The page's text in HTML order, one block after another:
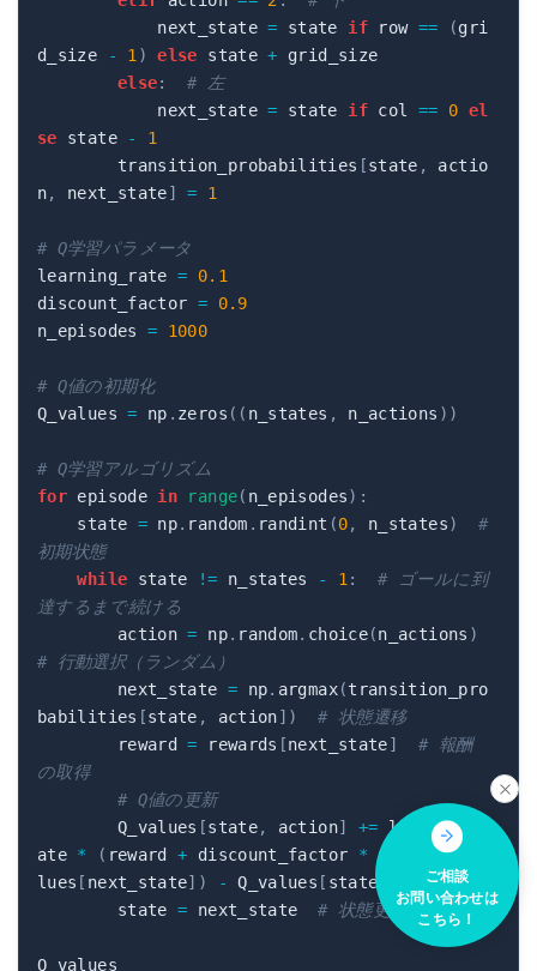
            next_state
= state if row == (gri
d_size
- 1 ) else state + grid_size
else:
# 左
            next_state
= state if col == 0 el
se state -
1
        transition_probabilities
[state ,
actio
n, next_state] = 1
# Q学習パラメータ
learning_rate =
0.1
discount_factor =
0.9
n_episodes = 1000
# Q値の初期化
Q_values = np . zeros ( ( n_states , n_actions ) )
# Q学習アルゴリズム
for episode in range( n_episodes) :
    state
= np. random . randint (0, n_states)
#
初期状態
while state != n_states - 1 :
# ゴールに到
達するまで続ける
        action
= np. random. choice(n_actions )
# 行動選択（ランダム）
        next_state
= np. argmax(transition_pro
babilities [state , action] )
# 状態遷移
        reward
= rewards [next_state]
# 報酬
の取得
# Q値の更新
        Q_values
[state, action] += learning_r
ate * ( reward + discount_factor * np max(Q_va
lues [ next_state] ) - Q_values [ state action])
        state
= next_state # 状態更新
ご相談
お問い合わせは
こちら！